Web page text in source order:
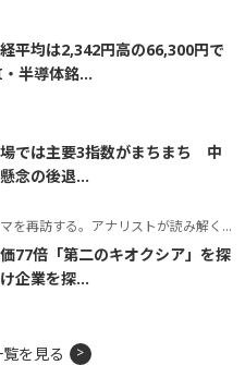
経平均は2,342円高の66,300円で
半導体銘...
場では主要3指数がまちまち 中
念の後退...
再訪する。アナリストが読み解くテーマの本質
価77倍「第二のキオクシア」を探
企業を探...
を見る